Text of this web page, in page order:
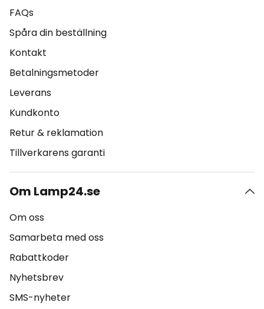
FAQs
Spåra din beställning
Kontakt
Betalningsmetoder
Leverans
Kundkonto
Retur & reklamation
Tillverkarens garanti
Om Lamp24.se
Om oss
Samarbeta med oss
Rabattkoder
Nyhetsbrev
SMS-nyheter